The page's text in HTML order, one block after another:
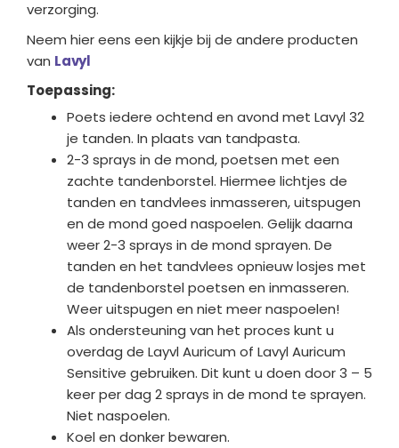
verzorging.
Neem hier eens een kijkje bij de andere producten
van Lavyl
Toepassing:
Poets iedere ochtend en avond met Lavyl 32
je tanden. In plaats van tandpasta.
2-3 sprays in de mond, poetsen met een
zachte tandenborstel. Hiermee lichtjes de
tanden en tandvlees inmasseren, uitspugen
en de mond goed naspoelen. Gelijk daarna
weer 2-3 sprays in de mond sprayen. De
tanden en het tandvlees opnieuw losjes met
de tandenborstel poetsen en inmasseren.
Weer uitspugen en niet meer naspoelen!
Als ondersteuning van het proces kunt u
overdag de Layvl Auricum of Lavyl Auricum
Sensitive gebruiken. Dit kunt u doen door 3 – 5
keer per dag 2 sprays in de mond te sprayen.
Niet naspoelen.
Koel en donker bewaren.